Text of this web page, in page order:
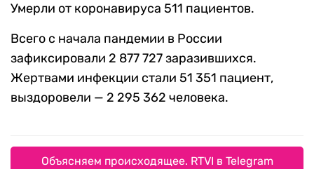
Умерли от коронавируса 511 пациентов.
Всего с начала пандемии в России
зафиксировали 2 877 727 заразившихся.
Жертвами инфекции стали 51 351 пациент,
выздоровели — 2 295 362 человека.
Объясняем происходящее. RTVI в Telegram